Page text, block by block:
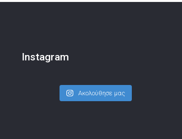
Instagram
Ακολούθησε μας